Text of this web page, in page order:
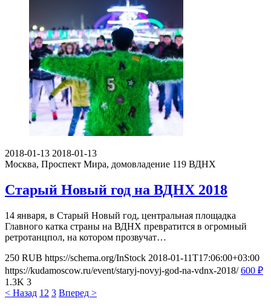
2018-01-13 2018-01-13
Москва, Проспект Мира, домовладение 119 ВДНХ
Старый Новый год на ВДНХ 2018
14 января, в Старый Новый год, центральная площадка
Главного катка страны на ВДНХ превратится в огромный
ретротанцпол, на котором прозвучат…
250 RUB https://schema.org/InStock 2018-01-11T17:06:00+03:00
https://kudamoscow.ru/event/staryj-novyj-god-na-vdnx-2018/ 600 ₽
1.3K 3
< Назад 1 2 3 Вперед >